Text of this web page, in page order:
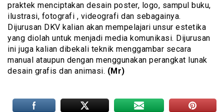
praktek menciptakan desain poster, logo, sampul buku,
ilustrasi, fotografi , videografi dan sebagainya.
Dijurusan DKV kalian akan mempelajari unsur estetika
yang diolah untuk menjadi media komunikasi. Dijurusan
ini juga kalian dibekali teknik menggambar secara
manual ataupun dengan menggunakan perangkat lunak
desain grafis dan animasi. (Mr)